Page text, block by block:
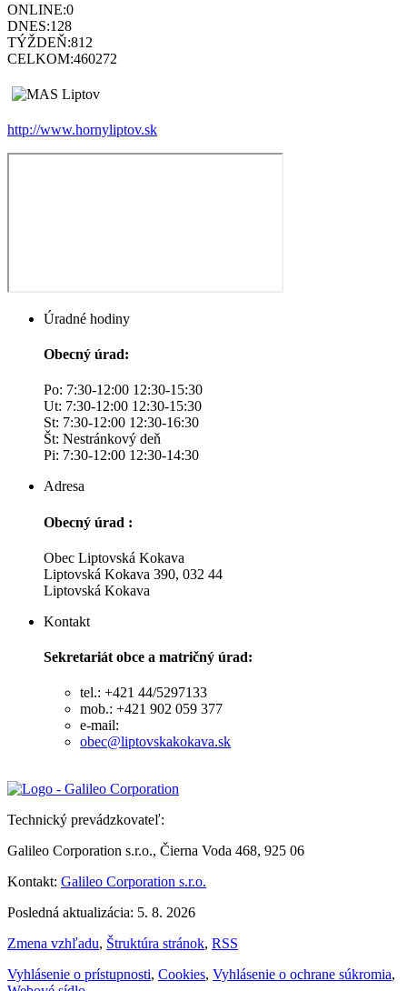
ONLINE:0
DNES:128
TÝŽDEŇ:812
CELKOM:460272
http://www.hornyliptov.sk
Úradné hodiny
Obecný úrad:
Po: 7:30-12:00 12:30-15:30
Ut: 7:30-12:00 12:30-15:30
St: 7:30-12:00 12:30-16:30
Št: Nestránkový deň
Pi: 7:30-12:00 12:30-14:30
Adresa
Obecný úrad :
Obec Liptovská Kokava
Liptovská Kokava 390, 032 44
Liptovská Kokava
Kontakt
Sekretariát obce a matričný úrad:
tel.: +421 44/5297133
mob.: +421 902 059 377
e-mail:
obec@liptovskakokava.sk
Technický prevádzkovateľ:
Galileo Corporation s.r.o., Čierna Voda 468, 925 06
Kontakt: Galileo Corporation s.r.o.
Posledná aktualizácia: 5. 8. 2026
Zmena vzhľadu, Štruktúra stránok, RSS
Vyhlásenie o prístupnosti, Cookies, Vyhlásenie o ochrane súkromia,